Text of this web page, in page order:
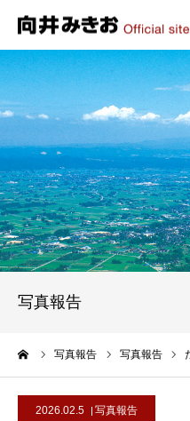
写真報告
写真報告 写真報告
2026.02.5 写真報告
HOME
プロフィール
政策
活動報告